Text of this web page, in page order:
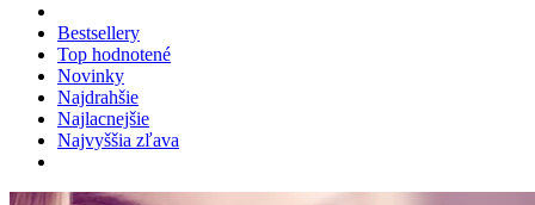
Bestsellery
Top hodnotené
Novinky
Najdrahšie
Najlacnejšie
Najvyššia zľava